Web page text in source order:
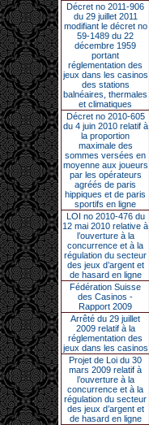
Décret no 2011-906
du 29 juillet 2011
modifiant le décret no
59-1489 du 22
décembre 1959
portant
réglementation des
jeux dans les casinos
des stations
balnéaires, thermales
et climatiques
Décret no 2010-605
du 4 juin 2010 relatif à
la proportion
maximale des
sommes versées en
moyenne aux joueurs
par les opérateurs
agréés de paris
hippiques et de paris
sportifs en ligne
LOI no 2010-476 du
12 mai 2010 relative à
l’ouverture à la
concurrence et à la
régulation du secteur
des jeux d’argent et
de hasard en ligne
Fédération Suisse
des Casinos -
Rapport 2009
Arrêté du 29 juillet
2009 relatif à la
réglementation des
jeux dans les casinos
Projet de Loi du 30
mars 2009 relatif à
l’ouverture à la
concurrence et à la
régulation du secteur
des jeux d’argent et
de hasard en ligne